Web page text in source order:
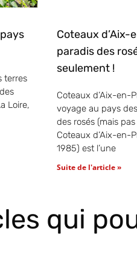
terres
Loire,
Coteaux d’Aix-
paradis des
seulement !
Coteaux d’Aix-en-
voyage au pays
des rosés (mais pas
Coteaux d’Aix-en-
1985) est l’une
Suite de l'article »
qui